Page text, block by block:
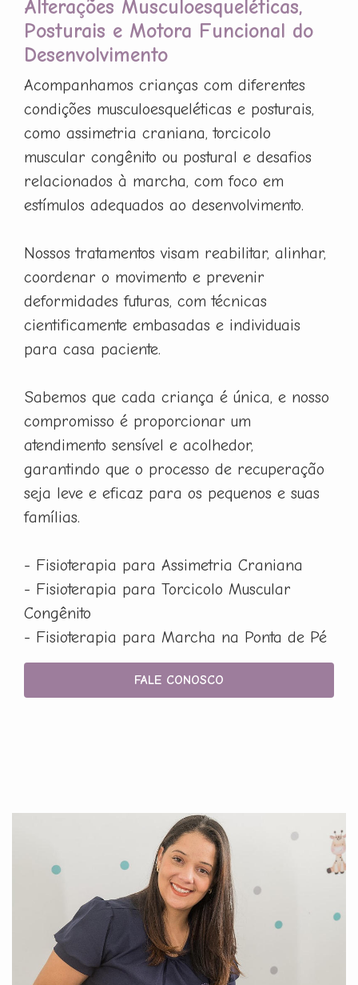
Alterações Musculoesqueléticas,
Posturais e Motora Funcional do
Desenvolvimento
Acompanhamos crianças com diferentes
condições musculoesqueléticas e posturais,
como assimetria craniana, torcicolo
muscular congênito ou postural e desafios
relacionados à marcha, com foco em
estímulos adequados ao desenvolvimento.
Nossos tratamentos visam reabilitar, alinhar,
coordenar o movimento e prevenir
deformidades futuras, com técnicas
cientificamente embasadas e individuais
para casa paciente.
Sabemos que cada criança é única, e nosso
compromisso é proporcionar um
atendimento sensível e acolhedor,
garantindo que o processo de recuperação
seja leve e eficaz para os pequenos e suas
famílias.
- Fisioterapia para Assimetria Craniana
- Fisioterapia para Torcicolo Muscular
Congênito
- Fisioterapia para Marcha na Ponta de Pé
FALE CONOSCO